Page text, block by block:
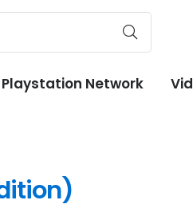
Playstation Network